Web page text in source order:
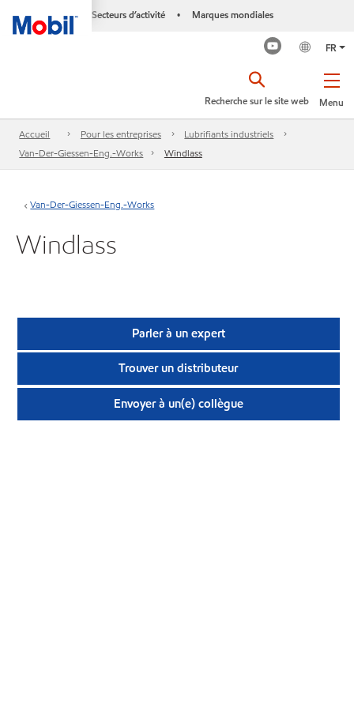
Secteurs d’activité • Marques mondiales
FR
Menu
Recherche sur le site web
Accueil Pour les entreprises
Lubrifiants industriels
Van-Der-Giessen-Eng.-Works
Windlass
Van-Der-Giessen-Eng.-Works
Windlass
Parler à un expert
Trouver un distributeur
Envoyer à un(e) collègue